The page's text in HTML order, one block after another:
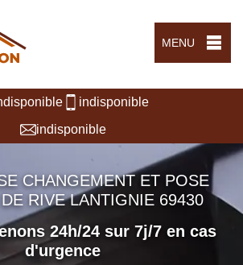
MENU
indisponible
indisponible
CHANGEMENT ET POSE
RIVE LANTIGNIE 69430
24h/24 sur 7j/7 en cas
d'urgence